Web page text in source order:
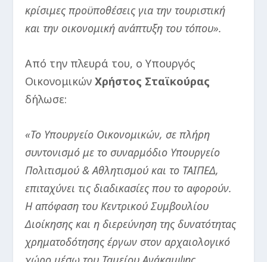
κρίσιμες προϋποθέσεις για την τουριστική
και την οικονομική ανάπτυξη του τόπου».
Από την πλευρά του, ο Υπουργός
ΟικονομικώνΧρήστος Σταϊκούρας
δήλωσε:
«Το Υπουργείο Οικονομικών, σε πλήρη
συντονισμό με το συναρμόδιο Υπουργείο
Πολιτισμού & Αθλητισμού και το ΤΑΙΠΕΔ,
επιταχύνει τις διαδικασίες που το αφορούν.
Η απόφαση του Κεντρικού Συμβουλίου
Διοίκησης και η διερεύνηση της δυνατότητας
χρηματοδότησης έργων στον αρχαιολογικό